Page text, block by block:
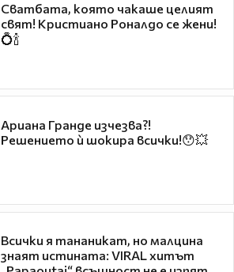
Сватбата, която чакаше целият
свят! Кристиано Роналдо се жени!
💍🍾
Ариана Гранде изчезва?!
Решението ѝ шокира всички!😯💥
Всички я тананикат, но малцина
знаят истината: VIRAL хитът